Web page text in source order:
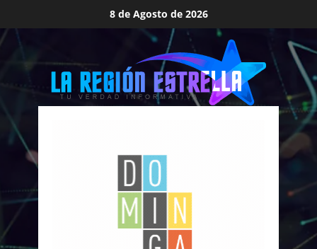
al
contenido
8 de Agosto de 2026